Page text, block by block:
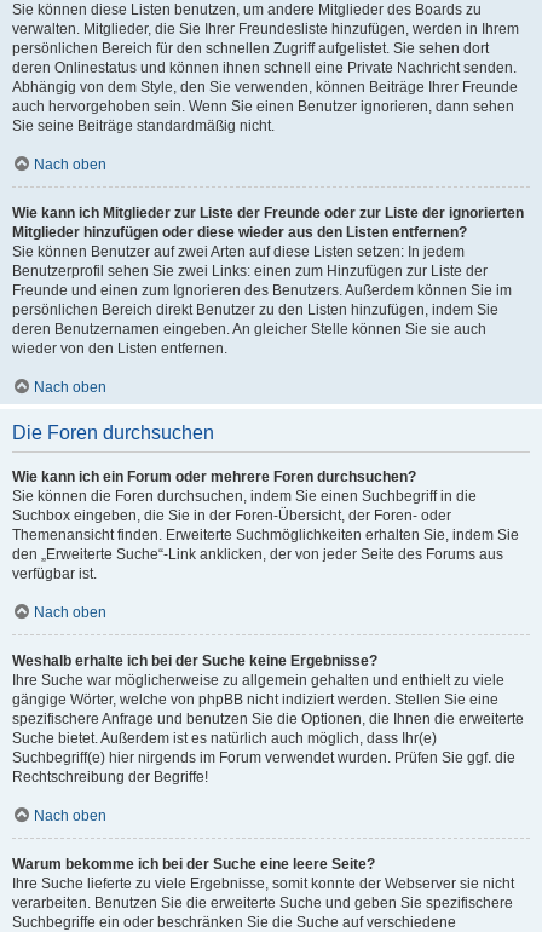
Sie können diese Listen benutzen, um andere Mitglieder des Boards zu
verwalten. Mitglieder, die Sie Ihrer Freundesliste hinzufügen, werden in Ihrem
persönlichen Bereich für den schnellen Zugriff aufgelistet. Sie sehen dort
deren Onlinestatus und können ihnen schnell eine Private Nachricht senden.
Abhängig von dem Style, den Sie verwenden, können Beiträge Ihrer Freunde
auch hervorgehoben sein. Wenn Sie einen Benutzer ignorieren, dann sehen
Sie seine Beiträge standardmäßig nicht.
Nach oben
Wie kann ich Mitglieder zur Liste der Freunde oder zur Liste der ignorierten
Mitglieder hinzufügen oder diese wieder aus den Listen entfernen?
Sie können Benutzer auf zwei Arten auf diese Listen setzen: In jedem
Benutzerprofil sehen Sie zwei Links: einen zum Hinzufügen zur Liste der
Freunde und einen zum Ignorieren des Benutzers. Außerdem können Sie im
persönlichen Bereich direkt Benutzer zu den Listen hinzufügen, indem Sie
deren Benutzernamen eingeben. An gleicher Stelle können Sie sie auch
wieder von den Listen entfernen.
Nach oben
Die Foren durchsuchen
Wie kann ich ein Forum oder mehrere Foren durchsuchen?
Sie können die Foren durchsuchen, indem Sie einen Suchbegriff in die
Suchbox eingeben, die Sie in der Foren-Übersicht, der Foren- oder
Themenansicht finden. Erweiterte Suchmöglichkeiten erhalten Sie, indem Sie
den „Erweiterte Suche“-Link anklicken, der von jeder Seite des Forums aus
verfügbar ist.
Nach oben
Weshalb erhalte ich bei der Suche keine Ergebnisse?
Ihre Suche war möglicherweise zu allgemein gehalten und enthielt zu viele
gängige Wörter, welche von phpBB nicht indiziert werden. Stellen Sie eine
spezifischere Anfrage und benutzen Sie die Optionen, die Ihnen die erweiterte
Suche bietet. Außerdem ist es natürlich auch möglich, dass Ihr(e)
Suchbegriff(e) hier nirgends im Forum verwendet wurden. Prüfen Sie ggf. die
Rechtschreibung der Begriffe!
Nach oben
Warum bekomme ich bei der Suche eine leere Seite?
Ihre Suche lieferte zu viele Ergebnisse, somit konnte der Webserver sie nicht
verarbeiten. Benutzen Sie die erweiterte Suche und geben Sie spezifischere
Suchbegriffe ein oder beschränken Sie die Suche auf verschiedene